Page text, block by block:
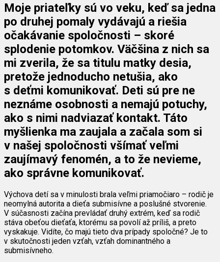
Moje priateľky sú vo veku, keď sa jedna
po druhej pomaly vydávajú a riešia
očakávanie spoločnosti – skoré
splodenie potomkov. Väčšina z nich sa
mi zverila, že sa titulu matky desia,
pretože jednoducho netušia, ako
s deťmi komunikovať. Deti sú pre ne
neznáme osobnosti a nemajú potuchy,
ako s nimi nadviazať kontakt. Táto
myšlienka ma zaujala a začala som si
v našej spoločnosti všímať veľmi
zaujímavý fenomén, a to že nevieme,
ako správne komunikovať.
Výchova detí sa v minulosti brala veľmi priamočiaro – rodič je
neomylná autorita a dieťa submisívne a poslušné stvorenie.
V súčasnosti začína prevládať druhý extrém, keď sa rodič
stáva obeťou dieťaťa, ktorému sa povolí až príliš, a preto
vyskakuje. Vidíte, čo majú tieto dva prípady spoločné? Je to
v skutočnosti jeden vzťah, vzťah dominantného a
submisívneho.